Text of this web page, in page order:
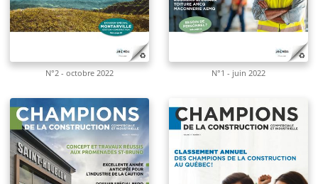
N°2 - octobre 2022 N°1 - juin 2022